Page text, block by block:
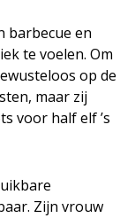
barbecue en
te voelen. Om
op de
maar zij
voor half elf ’s
Zijn vrouw